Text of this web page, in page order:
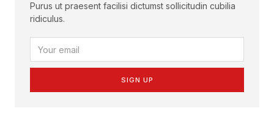
Purus ut praesent facilisi dictumst sollicitudin cubilia
ridiculus.
SIGN UP